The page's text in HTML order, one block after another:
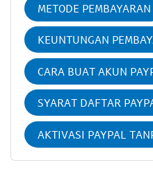
METODE PEMBAYARAN
KEUNTUNGAN
CARA BUAT AKUN
SYARAT DAFTAR
AKTIVASI PAYPAL